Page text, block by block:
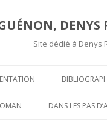
Site dédié à
TEXTES ET
DANS LES PAS